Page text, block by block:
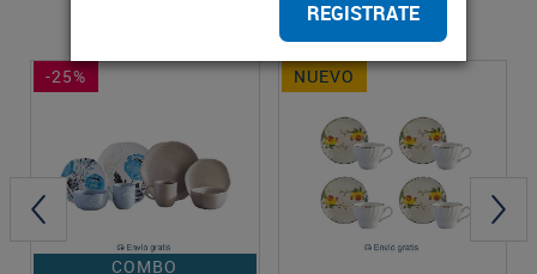
REGISTRATE
-25%
COMBO
NUEVO